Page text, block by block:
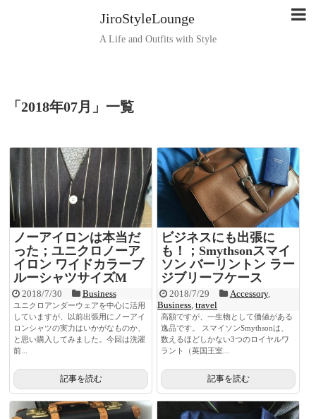
JiroStyleLounge
A Life and Outfits with Style
「 2018年07月 」 一覧
ノーアイロンは本当だ
った；ユニクロノーア
イロン ワイドカラーブ
ルーシャツサイズM
2018/7/30 Business
ユニクロアンダーウェアを中心に活用
していますが、以前出張用にノーアイ
ロンシャツの実力はいかがなものか、
と思い購入してみました。今回は洗濯
前...
記事を読む
ビジネスにも出張に
も！；Smythsonスマイ
ソン バーリントン ラー
ジブリーフケース
2018/7/29 Accessory,
Business ,travel
高額ですが、一生物として価値がある
逸品です。 スマイソンSmythsonは、
数えるほどしかない3つのロイヤルワ
ラント（英国王室...
記事を読む